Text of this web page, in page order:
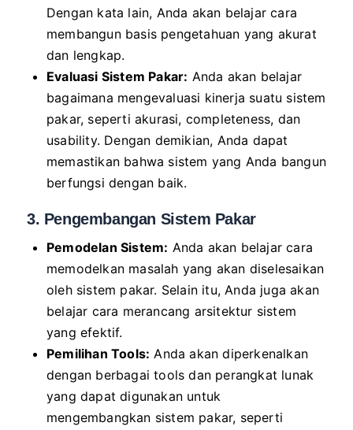
Dengan kata lain, Anda akan belajar cara
membangun basis pengetahuan yang akurat
dan lengkap.
Evaluasi Sistem Pakar: Anda akan belajar
bagaimana mengevaluasi kinerja suatu sistem
pakar, seperti akurasi, completeness, dan
usability. Dengan demikian, Anda dapat
memastikan bahwa sistem yang Anda bangun
berfungsi dengan baik.
3. Pengembangan Sistem Pakar
Pemodelan Sistem: Anda akan belajar cara
memodelkan masalah yang akan diselesaikan
oleh sistem pakar. Selain itu, Anda juga akan
belajar cara merancang arsitektur sistem
yang efektif.
Pemilihan Tools: Anda akan diperkenalkan
dengan berbagai tools dan perangkat lunak
yang dapat digunakan untuk
mengembangkan sistem pakar, seperti